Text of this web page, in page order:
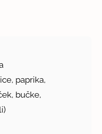
paprika,
bučke,